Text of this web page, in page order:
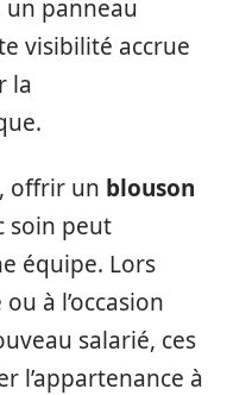
panneau
visibilité accrue
la
offrir un blouson
soin peut
équipe. Lors
à l’occasion
salarié, ces
l’appartenance à